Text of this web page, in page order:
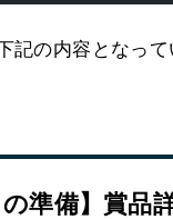
記の内容となって
準備】賞品